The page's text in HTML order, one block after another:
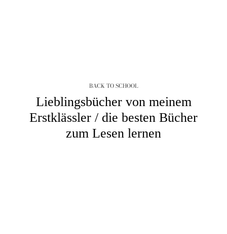
BACK TO SCHOOL
Lieblingsbücher von meinem
Erstklässler / die besten Bücher
zum Lesen lernen